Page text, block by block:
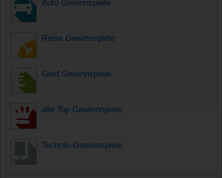
Auto Gewinnspiele
Reise Gewinnspiele
Geld Gewinnspiele
alle Top Gewinnspiele
Technik-Gewinnspiele